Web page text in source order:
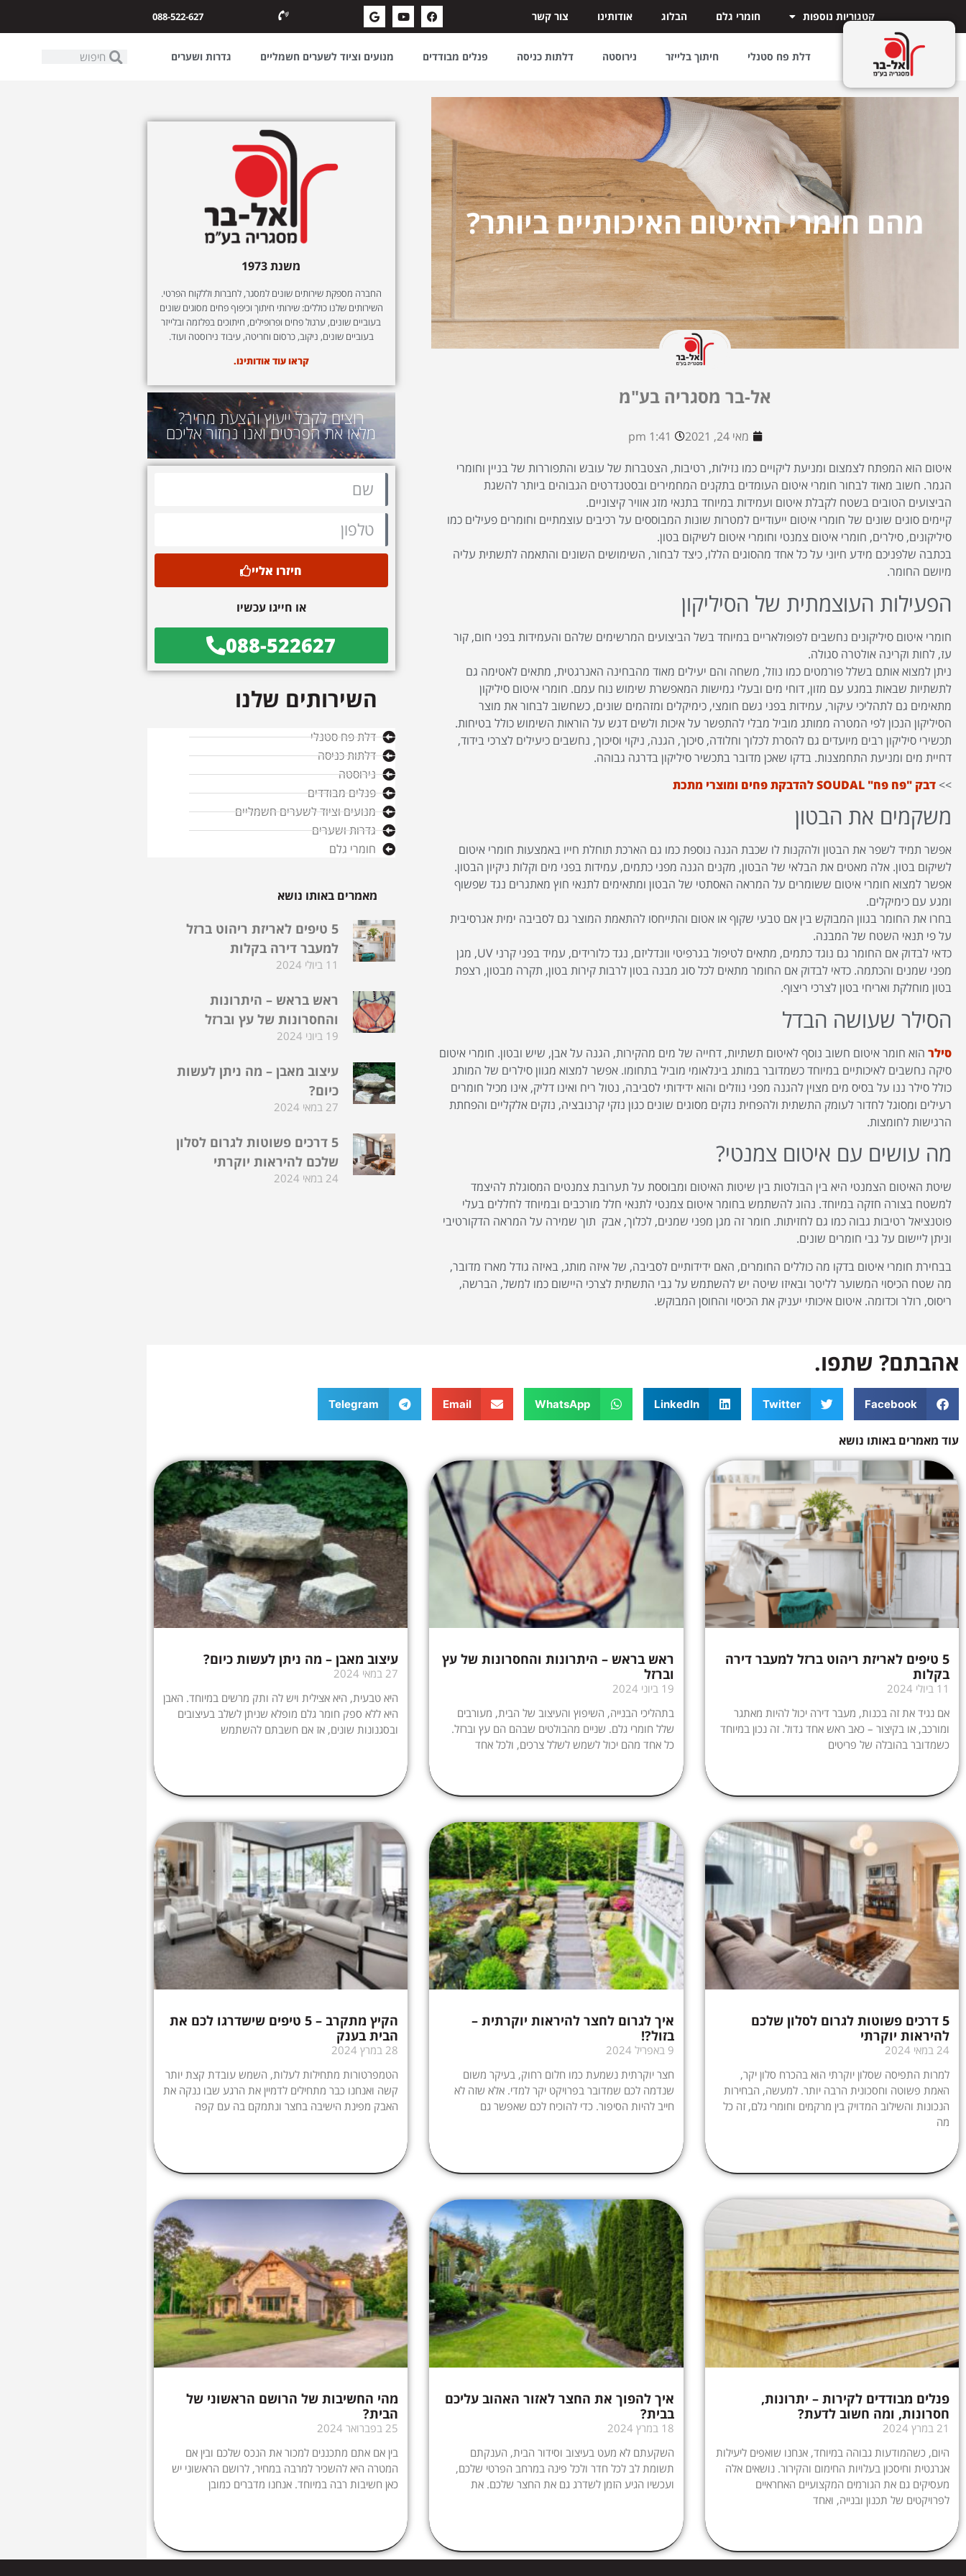
קטגוריות נוספות חומרי גלם הבלוג אודותינו צור קשר 088-522-627
דלת פח סטנלי חיתוך בלייזר נירוסטה דלתות כניסה פנלים מבודדים מנועים וציוד לשערים חשמליים גדרות ושערים
מהם חומרי האיטום האיכותיים ביותר?
אל-בר מסגריה בע"מ
מאי 24, 2021
1:41 pm
איטום הוא המפתח לצמצום ומניעת ליקויים כמו נזילות, רטיבות, הצטברות של עובש והתפוררות של בניין וחומרי
הגמר. חשוב מאוד לבחור חומרי איטום העומדים בתקנים המחמירים ובסטנדרטים הגבוהים ביותר להשגת
הביצועים הטובים בשטח לקבלת איטום ועמידות במיוחד בתנאי מזג אוויר קיצוניים.
קיימים סוגים שונים של חומרי איטום ייעודיים למטרות שונות המבוססים על רכיבים עוצמתיים וחומרים פעילים כמו
סיליקונים, סילרים, חומרי איטום צמנטי וחומרי איטום לשיקום בטון.
בכתבה שלפניכם מידע חיוני על כל אחד מהסוגים הללו, כיצד לבחור, השימושים השונים והתאמה לתשתית עליה
מיושם החומר.
הפעילות העוצמתית של הסיליקון
חומרי איטום סיליקונים נחשבים לפופולאריים במיוחד בשל הביצועים המרשימים שלהם והעמידות בפני חום, קור
עז, לחות וקרינה אולטרה סגולה.
ניתן למצוא אותם בשלל פורמטים כמו נוזל, משחה והם יעילים מאוד מהבחינה האנרגטית, מתאים לאטימה גם
לתשתיות שבאות במגע עם מזון, דוחי מים ובעלי גמישות המאפשרת שימוש נוח עמם. חומרי איטום סיליקון
מתאימים גם לתהליכי עיקור, עמידות בפני גשם חומצי, כימיקלים ומזהמים שונים, כשחשוב לבחור את מוצר
הסיליקון הנכון לפי המטרה ממותג מוביל מבלי להתפשר על איכות ולשים דגש על הוראות השימוש כולל בטיחות.
תכשירי סיליקון רבים מיועדים גם להסרת לכלוך וחלודה, סיכוך, הגנה, ניקוי וסיכוך, נחשבים כיעילים לצרכי בידוד,
דחיית מים ומניעת התחמצנות. בדקו שאכן מדובר בתכשיר סיליקון בדרגה גבוהה.
>>דבק "פח פח" SOUDAL להדבקת פחים ומוצרי מתכת
משקמים את הבטון
אפשר תמיד לשפר את הבטון ולהקנות לו שכבת הגנה נוספת כמו גם הארכת תוחלת חייו באמצעות חומרי איטום
לשיקום בטון. אלה מאטים את הבלאי של הבטון, מקנים הגנה מפני כתמים, עמידות בפני מים וקלות ניקיון הבטון.
אפשר למצוא חומרי איטום ששומרים על המראה האסתטי של הבטון ומתאימים לתנאי חוץ מאתגרים נגד שפשוף
ומגע עם כימיקלים.
בחרו את החומר בגוון המבוקש בין אם טבעי שקוף או אטום והתייחסו להתאמת המוצר גם לסביבה ימית אגרסיבית
על פי תנאי השטח של המבנה.
כדאי לבדוק אם החומר גם נוגד כתמים, מתאים לטיפול בגרפיטי וונדליזם, נגד כלורידים, עמיד בפני קרני UV, מגן
מפני שמנים והכתמה. כדאי לבדוק אם החומר מתאים לכל סוג מבנה בטון לרבות קירות בטון, תקרה מבטון, רצפת
בטון מוחלקת ואריחי בטון לצרכי ריצוף.
הסילר שעושה הבדל
סילר הוא חומר איטום חשוב נוסף לאיטום תשתיות, דחייה של מים מהקירות, הגנה על אבן, שיש ובטון. חומרי איטום
סיקה נחשבים לאיכותיים במיוחד כשמדובר במותג בינלאומי מוביל בתחומו. אפשר למצוא מגוון סילרים של המותג
כולל סילר ננו על בסיס מים מצוין להגנה מפני נוזלים והוא ידידותי לסביבה, נטול ריח ואינו דליק, אינו מכיל חומרים
רעילים ומסוגל לחדור לעומק התשתית ולהפחית נזקים מסוגים שונים כגון נזקי קרנובציה, נזקים אלקליים והפחתת
הרגישות לחומצות.
מה עושים עם איטום צמנטי?
שיטת האיטום הצמנטי היא בין הבולטות בין שיטות האיטום ומבוססת על תערובת צמנטים המסוגלת להיצמד
למשטח בצורה חזקה במיוחד. נהוג להשתמש בחומר איטום צמנטי לתנאי חלל מורכבים ובמיוחד לחללים בעלי
פוטנציאל רטיבות גבוה כמו גם לחזיתות. חומר זה מגן מפני שמנים, לכלוך, אבק תוך שמירה על המראה הדקורטיבי
וניתן ליישום על גבי חומרים שונים.
בבחירת חומרי איטום בדקו מה כוללים החומרים, האם ידידותיים לסביבה, של איזה מותג, באיזה גודל מארז מדובר,
מה שטח הכיסוי המשוער לליטר ובאיזו שיטה יש להשתמש על גבי התשתית לצרכי היישום כמו למשל, הברשה,
ריסוס, רולר וכדומה. איטום איכותי יעניק את הכיסוי והחוסן המבוקש.
משנת 1973
החברה מספקת שירותים שונים למסגר, לחברות וללקוח הפרטי.
השירותים שלנו כוללים: שירותי חיתוך וכיפוף פחים מסוגים שונים
בעוביים שונים, ערגול פחים ופרופילים, חיתוכים בפלזמה ובלייזר
בעוביים שונים, ניקוב, כרסום וחריטה, עיבוד נירוסטה ועוד.
קראו עוד אודותינו.
רוצים לקבל ייעוץ והצעת מחיר?
מלאו את הפרטים ואנו נחזור אליכם
חיזרו אליי
או חייגו עכשיו
088-522627
השירותים שלנו
דלת פח סטנלי
דלתות כניסה
נירוסטה
פנלים מבודדים
מנועים וציוד לשערים חשמליים
גדרות ושערים
חומרי גלם
מאמרים באותו נושא
5 טיפים לאריזת ריהוט ברזל
למעבר דירה בקלות
11 ביולי 2024
ראש בראש – היתרונות
והחסרונות של עץ וברזל
19 ביוני 2024
עיצוב מאבן – מה ניתן לעשות
כיום?
27 במאי 2024
5 דרכים פשוטות לגרום לסלון
שלכם להיראות יוקרתי
24 במאי 2024
אהבתם? שתפו.
Facebook
Twitter
LinkedIn
WhatsApp
Email
Telegram
עוד מאמרים באותו נושא
5 טיפים לאריזת ריהוט ברזל למעבר דירה
בקלות
11 ביולי 2024
אם נגיד את זה בכנות, מעבר דירה יכול להיות מאתגר
ומורכב, או בקיצור – כאב ראש אחד גדול. זה נכון במיוחד
כשמדובר בהובלה של פריטים
ראש בראש – היתרונות והחסרונות של עץ
וברזל
19 ביוני 2024
בתהליכי הבנייה, השיפוץ והעיצוב של הבית, מעורבים
שלל חומרי גלם. שניים מהבולטים שבהם הם עץ וברזל.
כל אחד מהם יכול לשמש לשלל צרכים, ולכל אחד
עיצוב מאבן – מה ניתן לעשות כיום?
27 במאי 2024
היא טבעית, היא אצילית ויש לה ותק מרשים במיוחד. האבן
היא ללא ספק חומר גלם מופלא שניתן לשלב בעיצובים
ובסגנונות שונים, אז אם חשבתם להשתמש
5 דרכים פשוטות לגרום לסלון שלכם
להיראות יוקרתי
24 במאי 2024
למרות התפיסה שסלון יוקרתי הוא בהכרח סלון יקר,
האמת פשוטה וחסכונית הרבה יותר. למעשה, הבחירות
הנכונות והשילוב המדויק בין מרקמים וחומרי גלם, זה כל
מה
איך לגרום לחצר להיראות יוקרתית –
בזול?!
9 באפריל 2024
חצר יוקרתית נשמעת כמו חלום רחוק, בעיקר משום
שנדמה לכם שמדובר בפרויקט יקר למדי. אלא שזה לא
חייב להיות הסיפור. כדי להוכיח לכם שאפשר גם
הקיץ מתקרב – 5 טיפים שישדרגו לכם את
הבית בענק
28 במרץ 2024
הטמפרטורות מתחילות לעלות, השמש עובדת קצת יותר
קשה ואנחנו כבר מתחילים לדמיין את הרגע שבו ננקה את
האבק מפינת הישיבה בחצר ונתמקם בה עם קפה
פנלים מבודדים לקירות – יתרונות,
חסרונות, ומה חשוב לדעת?
21 במרץ 2024
היום, כשהמודעות גבוהה במיוחד, אנחנו שואפים ליעילות
אנרגטית וחיסכון בעלויות החימום והקירור. נושאים אלה
מעסיקים גם את הגורמים המקצועיים האחראיים
לפרויקטים של תכנון ובנייה, ואחד
איך להפוך את החצר לאזור האהוב עליכם
בבית?
18 במרץ 2024
השקעתם לא מעט בעיצוב וסידור הבית, הענקתם
תשומת לב לכל חדר ולכל פינה במרחב הפרטי שלכם,
ועכשיו הגיע הזמן לשדרג גם את החצר שלכם. את
מהי החשיבות של הרושם הראשוני של
הבית?
25 בפברואר 2024
בין אם אתם מתכננים למכור את הנכס שלכם ובין אם
המטרה היא להשכיר למרבה במחיר, לרושם הראשוני יש
כאן חשיבות רבה במיוחד. אנחנו מדברים כמובן